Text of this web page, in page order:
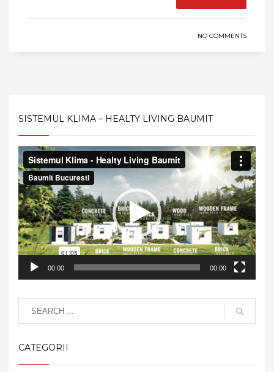
NO COMMENTS
SISTEMUL KLIMA – HEALTY LIVING BAUMIT
Video
Player
00:00 00:00
CATEGORII